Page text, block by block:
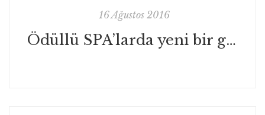
16 Ağustos 2016
Ödüllü SPA’larda yeni bir güzellik deneyimi